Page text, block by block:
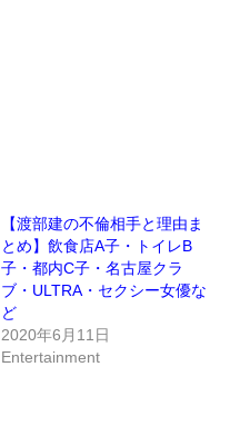
【渡部建の不倫相手と理由ま
とめ】飲食店A子・トイレB
子・都内C子・名古屋クラ
ブ・ULTRA・セクシー女優な
ど
2020年6月11日
Entertainment